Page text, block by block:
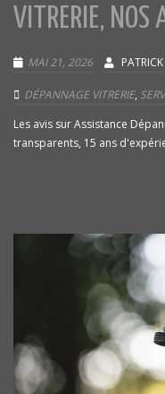
VITRERIE, NOS
MAI 21, 2026 PATRICK
DÉPANNAGE VITRERIE,
Les avis sur Assistance
transparents, 15 ans